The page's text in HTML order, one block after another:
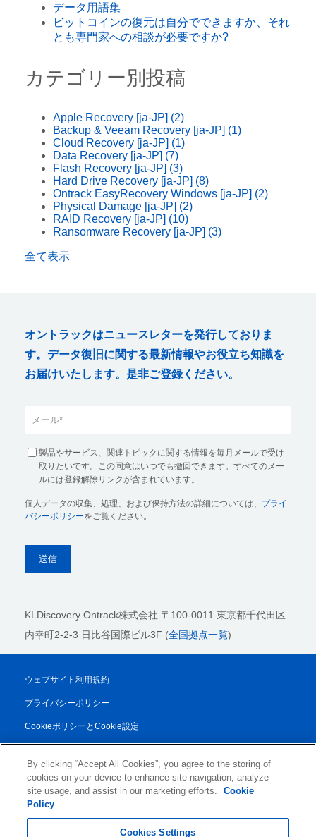
データ用語集
ビットコインの復元は自分でできますか、それ
とも専門家への相談が必要ですか?
カテゴリー別投稿
Apple Recovery [ja-JP] (2)
Backup & Veeam Recovery [ja-JP] (1)
Cloud Recovery [ja-JP] (1)
Data Recovery [ja-JP] (7)
Flash Recovery [ja-JP] (3)
Hard Drive Recovery [ja-JP] (8)
Ontrack EasyRecovery Windows [ja-JP] (2)
Physical Damage [ja-JP] (2)
RAID Recovery [ja-JP] (10)
Ransomware Recovery [ja-JP] (3)
全て表示
オントラックはニュースレターを発行しておりま
す。データ復旧に関する最新情報やお役立ち知識を
お届けいたします。是非ご登録ください。
製品やサービス、関連トピックに関する情報を毎月メールで受け
取りたいです。この同意はいつでも撤回できます。すべてのメー
ルには登録解除リンクが含まれています。
個人データの収集、処理、および保持方法の詳細については、 プライ
バシーポリシーをご覧ください。
KLDiscovery Ontrack株式会社 〒100-0011 東京都千代田区
内幸町2-2-3 日比谷国際ビル3F (全国拠点一覧)
ウェブサイト利用規約
プライバシーポリシー
CookieポリシーとCookie設定
透明性レポート
取引条件
By clicking “Accept All Cookies”, you agree to the storing of
cookies on your device to enhance site navigation, analyze
site usage, and assist in our marketing efforts.
Cookie
Policy
Cookies Settings